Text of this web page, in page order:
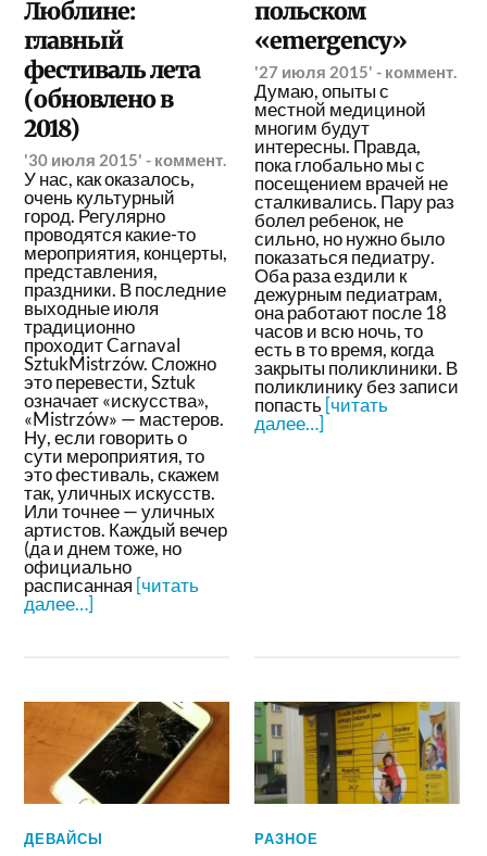
Люблине:
главный
фестиваль лета
(обновлено в
2018)
'30 июля 2015' - коммент.
У нас, как оказалось,
очень культурный
город. Регулярно
проводятся какие-то
мероприятия, концерты,
представления,
праздники. В последние
выходные июля
традиционно
проходит Carnaval
SztukMistrzów. Сложно
это перевести, Sztuk
означает «искусства»,
«Mistrzów» — мастеров.
Ну, если говорить о
сути мероприятия, то
это фестиваль, скажем
так, уличных искусств.
Или точнее — уличных
артистов. Каждый вечер
(да и днем тоже, но
официально
расписанная [читать
далее…]
польском
«emergency»
'27 июля 2015' - коммент.
Думаю, опыты с
местной медициной
многим будут
интересны. Правда,
пока глобально мы с
посещением врачей не
сталкивались. Пару раз
болел ребенок, не
сильно, но нужно было
показаться педиатру.
Оба раза ездили к
дежурным педиатрам,
она работают после 18
часов и всю ночь, то
есть в то время, когда
закрыты поликлиники. В
поликлинику без записи
попасть [читать
далее…]
ДЕВАЙСЫ РАЗНОЕ